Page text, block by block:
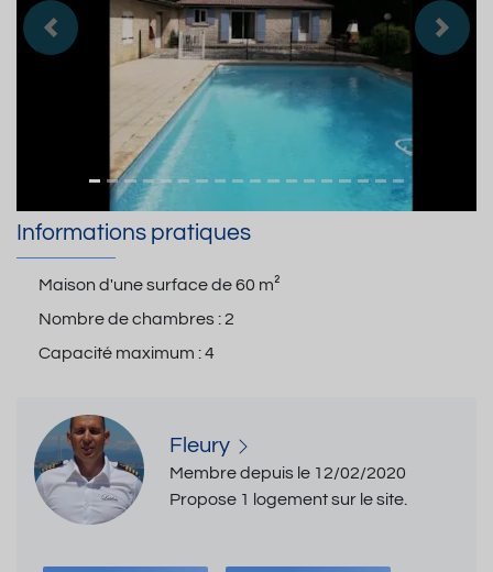
Précedent
Informations pratiques
Maison d'une surface de60 m²
Nombre de chambres :2
Capacité maximum :4
Fleury
Membre depuis le 12/02/2020
Propose 1 logement sur le site.